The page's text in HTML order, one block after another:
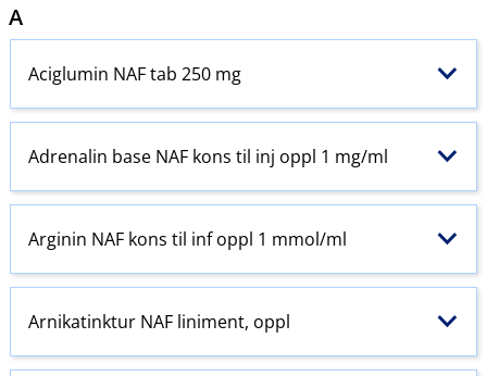
A
Aciglumin NAF tab 250 mg
Adrenalin base NAF kons til inj oppl 1 mg/ml
Arginin NAF kons til inf oppl 1 mmol/ml
Arnikatinktur NAF liniment, oppl